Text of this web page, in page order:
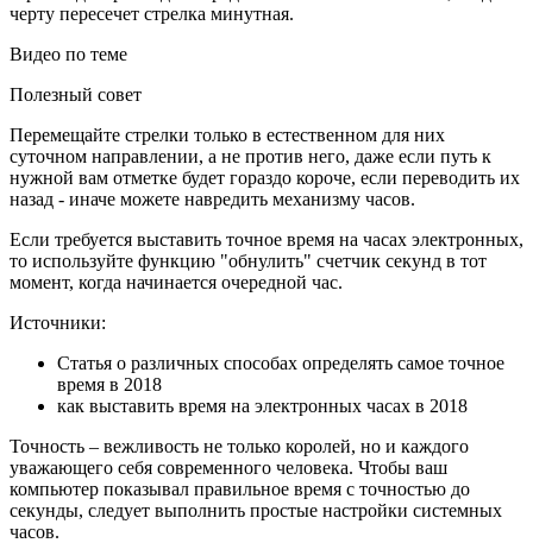
черту пересечет стрелка минутная.
Видео по теме
Полезный совет
Перемещайте стрелки только в естественном для них
суточном направлении, а не против него, даже если путь к
нужной вам отметке будет гораздо короче, если переводить их
назад - иначе можете навредить механизму часов.
Если требуется выставить точное время на часах электронных,
то используйте функцию "обнулить" счетчик секунд в тот
момент, когда начинается очередной час.
Источники:
Статья о различных способах определять самое точное
время в 2018
как выставить время на электронных часах в 2018
Точность – вежливость не только королей, но и каждого
уважающего себя современного человека. Чтобы ваш
компьютер показывал правильное время с точностью до
секунды, следует выполнить простые настройки системных
часов.